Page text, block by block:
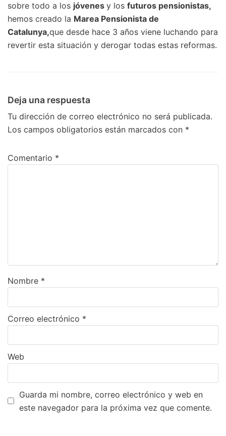
sobre todo a los jóvenes y los futuros pensionistas,
hemos creado la Marea Pensionista de
Catalunya,que desde hace 3 años viene luchando para
revertir esta situación y derogar todas estas reformas.
Deja una respuesta
Tu dirección de correo electrónico no será publicada.
Los campos obligatorios están marcados con *
Comentario *
Nombre *
Correo electrónico *
Web
Guarda mi nombre, correo electrónico y web en
este navegador para la próxima vez que comente.